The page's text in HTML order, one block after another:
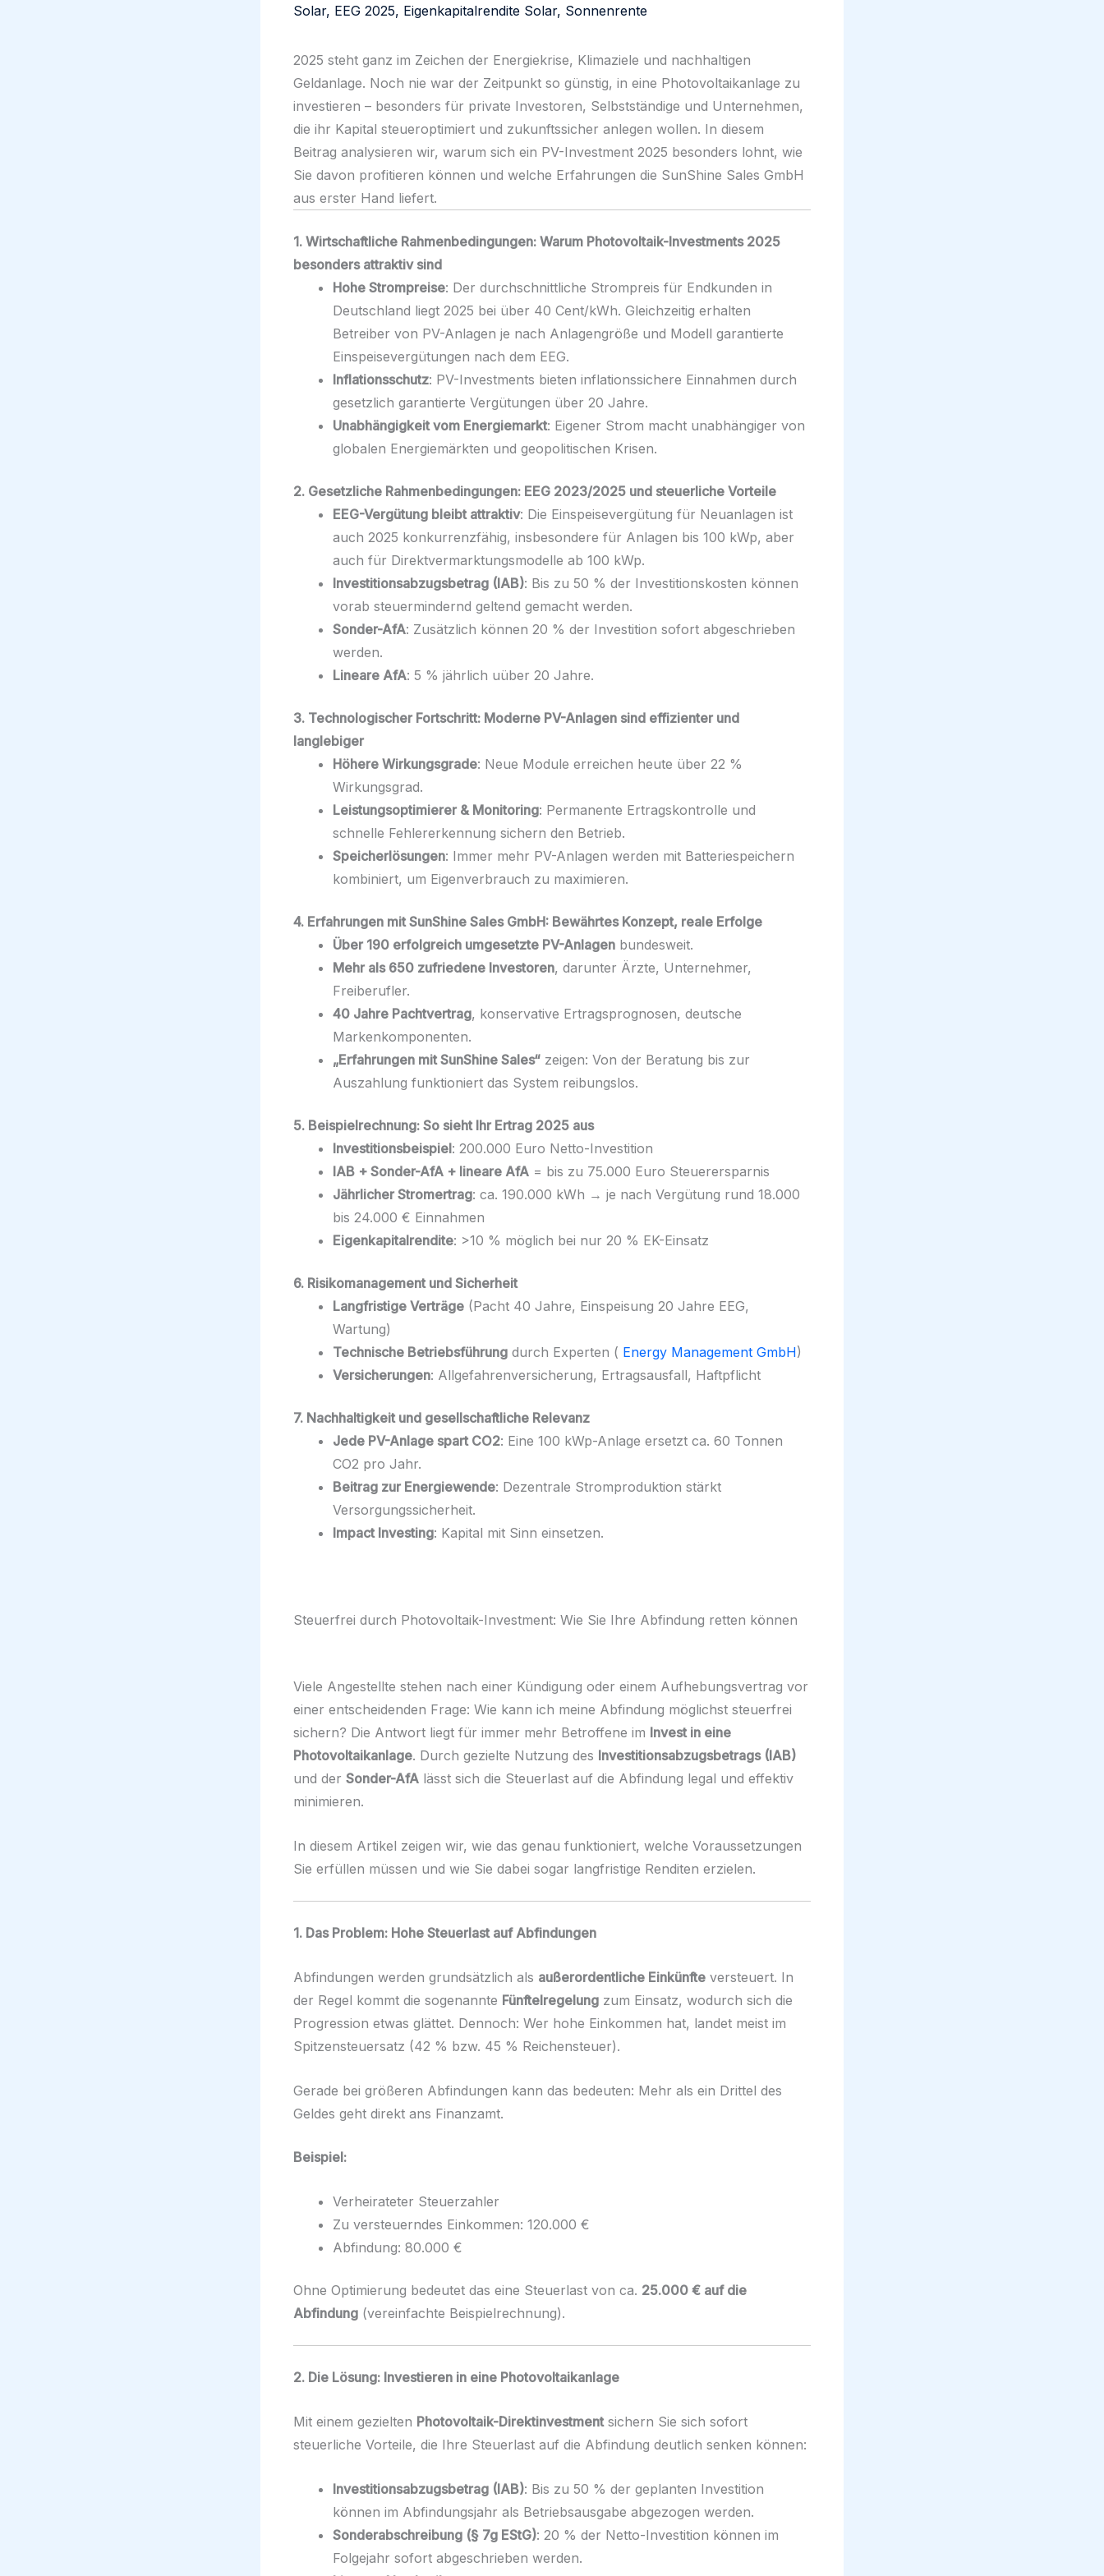
2025 steht ganz im Zeichen der Energiekrise, Klimaziele und nachhaltigen
Geldanlage. Noch nie war der Zeitpunkt so günstig, in eine Photovoltaikanlage zu
investieren – besonders für private Investoren, Selbstständige und Unternehmen,
die ihr Kapital steueroptimiert und zukunftssicher anlegen wollen. In diesem
Beitrag analysieren wir, warum sich ein PV-Investment 2025 besonders lohnt, wie
Sie davon profitieren können und welche Erfahrungen die SunShine Sales GmbH
aus erster Hand liefert.
1. Wirtschaftliche Rahmenbedingungen: Warum Photovoltaik-Investments 2025
besonders attraktiv sind
Hohe Strompreise: Der durchschnittliche Strompreis für Endkunden in
Deutschland liegt 2025 bei über 40 Cent/kWh. Gleichzeitig erhalten
Betreiber von PV-Anlagen je nach Anlagengröße und Modell garantierte
Einspeisevergütungen nach dem EEG.
Inflationsschutz: PV-Investments bieten inflationssichere Einnahmen durch
gesetzlich garantierte Vergütungen über 20 Jahre.
Unabhängigkeit vom Energiemarkt: Eigener Strom macht unabhängiger von
globalen Energiemärkten und geopolitischen Krisen.
2. Gesetzliche Rahmenbedingungen: EEG 2023/2025 und steuerliche Vorteile
EEG-Vergütung bleibt attraktiv: Die Einspeisevergütung für Neuanlagen ist
auch 2025 konkurrenzfähig, insbesondere für Anlagen bis 100 kWp, aber
auch für Direktvermarktungsmodelle ab 100 kWp.
Investitionsabzugsbetrag (IAB): Bis zu 50 % der Investitionskosten können
vorab steuermindernd geltend gemacht werden.
Sonder-AfA: Zusätzlich können 20 % der Investition sofort abgeschrieben
werden.
Lineare AfA: 5 % jährlich uüber 20 Jahre.
3. Technologischer Fortschritt: Moderne PV-Anlagen sind effizienter und
langlebiger
Höhere Wirkungsgrade: Neue Module erreichen heute über 22 %
Wirkungsgrad.
Leistungsoptimierer & Monitoring: Permanente Ertragskontrolle und
schnelle Fehlererkennung sichern den Betrieb.
Speicherlösungen: Immer mehr PV-Anlagen werden mit Batteriespeichern
kombiniert, um Eigenverbrauch zu maximieren.
4. Erfahrungen mit SunShine Sales GmbH: Bewährtes Konzept, reale Erfolge
Über 190 erfolgreich umgesetzte PV-Anlagen bundesweit.
Mehr als 650 zufriedene Investoren, darunter Ärzte, Unternehmer,
Freiberufler.
40 Jahre Pachtvertrag, konservative Ertragsprognosen, deutsche
Markenkomponenten.
„Erfahrungen mit SunShine Sales“ zeigen: Von der Beratung bis zur
Auszahlung funktioniert das System reibungslos.
5. Beispielrechnung: So sieht Ihr Ertrag 2025 aus
Investitionsbeispiel: 200.000 Euro Netto-Investition
IAB + Sonder-AfA + lineare AfA = bis zu 75.000 Euro Steuerersparnis
Jährlicher Stromertrag: ca. 190.000 kWh → je nach Vergütung rund 18.000
bis 24.000 € Einnahmen
Eigenkapitalrendite: >10 % möglich bei nur 20 % EK-Einsatz
6. Risikomanagement und Sicherheit
Langfristige Verträge (Pacht 40 Jahre, Einspeisung 20 Jahre EEG,
Wartung)
Technische Betriebsführung durch Experten ( Energy Management GmbH)
Versicherungen: Allgefahrenversicherung, Ertragsausfall, Haftpflicht
7. Nachhaltigkeit und gesellschaftliche Relevanz
Jede PV-Anlage spart CO2: Eine 100 kWp-Anlage ersetzt ca. 60 Tonnen
CO2 pro Jahr.
Beitrag zur Energiewende: Dezentrale Stromproduktion stärkt
Versorgungssicherheit.
Impact Investing: Kapital mit Sinn einsetzen.
Steuerfrei durch Photovoltaik-Investment: Wie Sie Ihre Abfindung retten können
Viele Angestellte stehen nach einer Kündigung oder einem Aufhebungsvertrag vor
einer entscheidenden Frage: Wie kann ich meine Abfindung möglichst steuerfrei
sichern? Die Antwort liegt für immer mehr Betroffene im Invest in eine
Photovoltaikanlage. Durch gezielte Nutzung des Investitionsabzugsbetrags (IAB)
und der Sonder-AfA lässt sich die Steuerlast auf die Abfindung legal und effektiv
minimieren.
In diesem Artikel zeigen wir, wie das genau funktioniert, welche Voraussetzungen
Sie erfüllen müssen und wie Sie dabei sogar langfristige Renditen erzielen.
1. Das Problem: Hohe Steuerlast auf Abfindungen
Abfindungen werden grundsätzlich als außerordentliche Einkünfte versteuert. In
der Regel kommt die sogenannte Fünftelregelung zum Einsatz, wodurch sich die
Progression etwas glättet. Dennoch: Wer hohe Einkommen hat, landet meist im
Spitzensteuersatz (42 % bzw. 45 % Reichensteuer).
Gerade bei größeren Abfindungen kann das bedeuten: Mehr als ein Drittel des
Geldes geht direkt ans Finanzamt.
Beispiel:
Verheirateter Steuerzahler
Zu versteuerndes Einkommen: 120.000 €
Abfindung: 80.000 €
Ohne Optimierung bedeutet das eine Steuerlast von ca. 25.000 € auf die
Abfindung (vereinfachte Beispielrechnung).
2. Die Lösung: Investieren in eine Photovoltaikanlage
Mit einem gezielten Photovoltaik-Direktinvestment sichern Sie sich sofort
steuerliche Vorteile, die Ihre Steuerlast auf die Abfindung deutlich senken können:
Investitionsabzugsbetrag (IAB): Bis zu 50 % der geplanten Investition
können im Abfindungsjahr als Betriebsausgabe abgezogen werden.
Sonderabschreibung (§ 7g EStG): 20 % der Netto-Investition können im
Folgejahr sofort abgeschrieben werden.